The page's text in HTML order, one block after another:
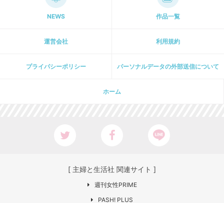
NEWS 作品一覧
運営会社 利用規約
プライパシーポリシー パーソナルデータの外部送信について
ホーム
[ 主婦と生活社 関連サイト ]
週刊女性PRIME
PASH! PLUS